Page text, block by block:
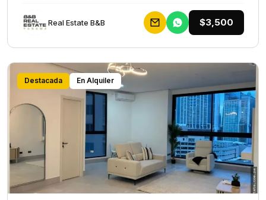
Rеаl Еstаtе В&В $3,500
Destacada En Alquiler